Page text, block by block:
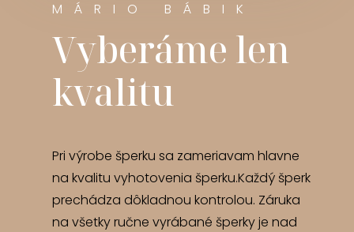
MÁRIO BÁBIK
Vyberáme len
kvalitu
Pri výrobe šperku sa zameriavam hlavne
na kvalitu vyhotovenia šperku.Každý šperk
prechádza dôkladnou kontrolou. Záruka
na všetky ručne vyrábané šperky je nad